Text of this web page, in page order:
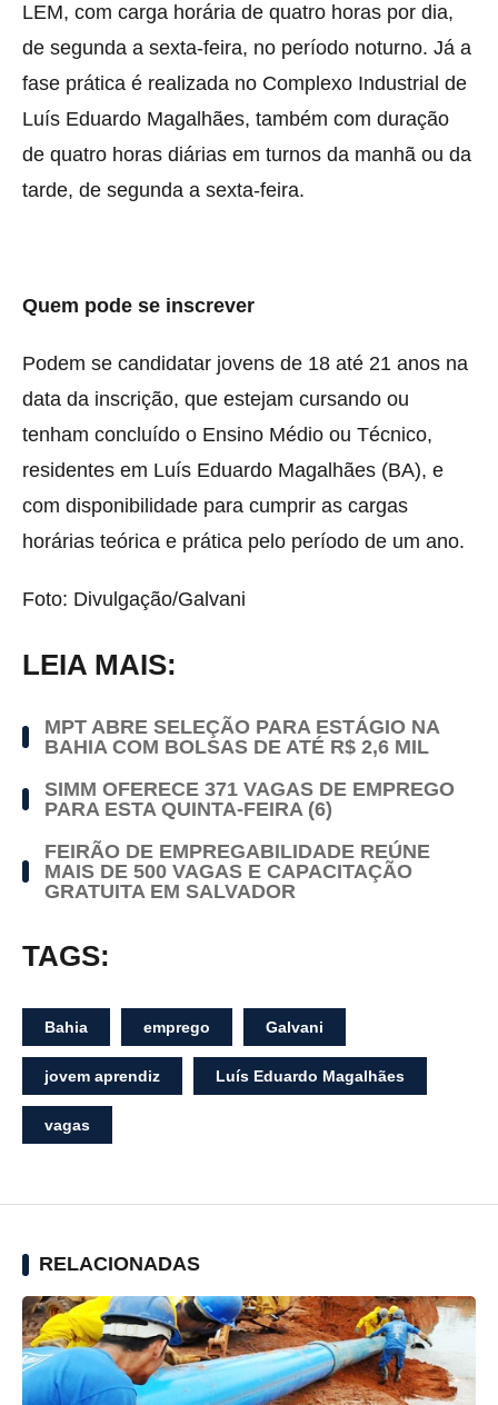
LEM, com carga horária de quatro horas por dia,
de segunda a sexta-feira, no período noturno. Já a
fase prática é realizada no Complexo Industrial de
Luís Eduardo Magalhães, também com duração
de quatro horas diárias em turnos da manhã ou da
tarde, de segunda a sexta-feira.
Quem pode se inscrever
Podem se candidatar jovens de 18 até 21 anos na
data da inscrição, que estejam cursando ou
tenham concluído o Ensino Médio ou Técnico,
residentes em Luís Eduardo Magalhães (BA), e
com disponibilidade para cumprir as cargas
horárias teórica e prática pelo período de um ano.
Foto: Divulgação/Galvani
LEIA MAIS:
MPT ABRE SELEÇÃO PARA ESTÁGIO NA
BAHIA COM BOLSAS DE ATÉ R$ 2,6 MIL
SIMM OFERECE 371 VAGAS DE EMPREGO
PARA ESTA QUINTA-FEIRA (6)
FEIRÃO DE EMPREGABILIDADE REÚNE
MAIS DE 500 VAGAS E CAPACITAÇÃO
GRATUITA EM SALVADOR
TAGS:
Bahia emprego Galvani
jovem aprendiz Luís Eduardo Magalhães
vagas
RELACIONADAS